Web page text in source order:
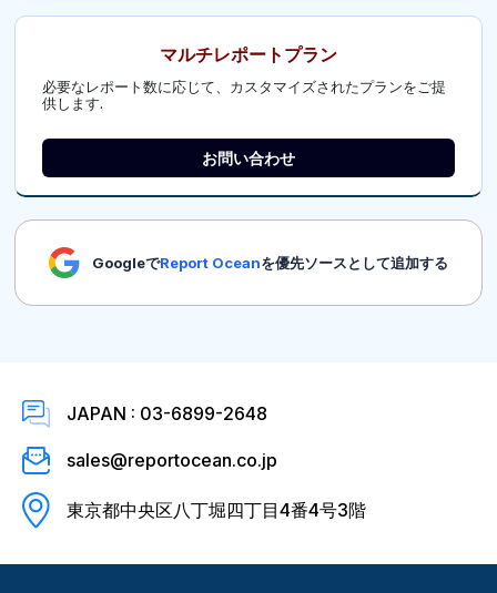
マルチレポートプラン
必要なレポート数に応じて、カスタマイズされたプランをご提
供します.
お問い合わせ
GoogleでReport Oceanを優先ソースとして追加する
JAPAN : 03-6899-2648
sales@reportocean.co.jp
東京都中央区八丁堀四丁目4番4号3階